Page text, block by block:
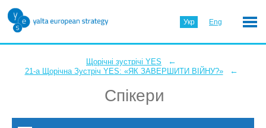
Укр Eng
Щорічні зустрічі YES ←
21-а Щорічна Зустріч YES: «ЯК ЗАВЕРШИТИ ВІЙНУ?» ←
Спікери